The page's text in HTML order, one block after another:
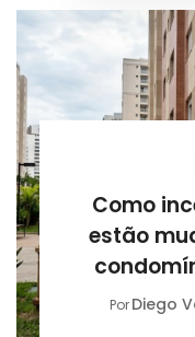
Como
estão
PorDiego